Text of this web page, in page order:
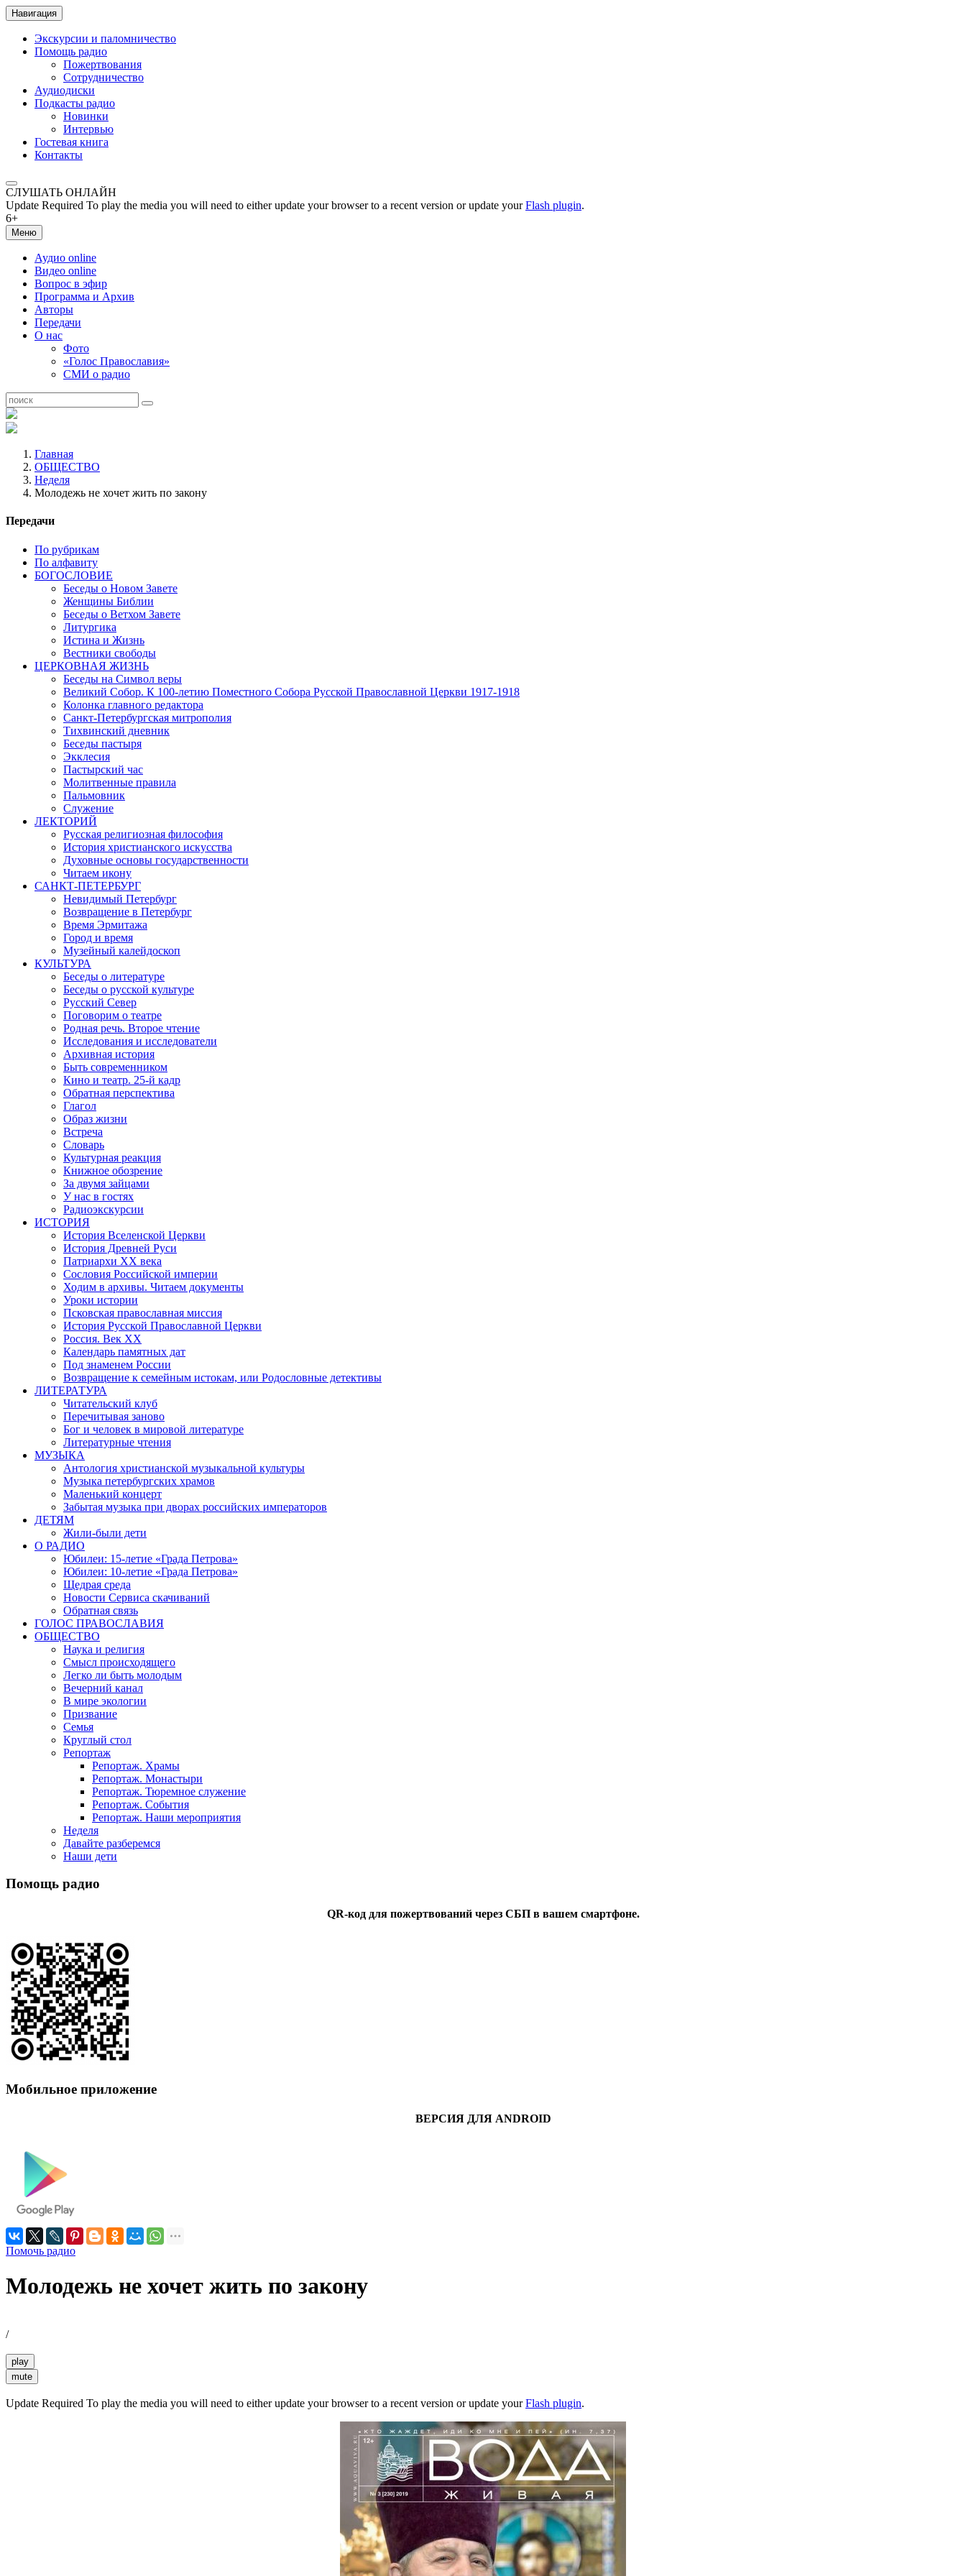
Навигация
Экскурсии и паломничество
Помощь радио
Пожертвования
Сотрудничество
Аудиодиски
Подкасты радио
Новинки
Интервью
Гостевая книга
Контакты
СЛУШАТЬ ОНЛАЙН
Update Required To play the media you will need to either update your browser to a recent version or update yourFlash plugin.
6+
Меню
Аудио online
Видео online
Вопрос в эфир
Программа и Архив
Авторы
Передачи
О нас
Фото
«Голос Православия»
СМИ о радио
Главная
ОБЩЕСТВО
Неделя
Молодежь не хочет жить по закону
Передачи
По рубрикам
По алфавиту
БОГОСЛОВИЕ
Беседы о Новом Завете
Женщины Библии
Беседы о Ветхом Завете
Литургика
Истина и Жизнь
Вестники свободы
ЦЕРКОВНАЯ ЖИЗНЬ
Беседы на Символ веры
Великий Собор. К 100-летию Поместного Собора Русской Православной Церкви 1917-1918
Колонка главного редактора
Санкт-Петербургская митрополия
Тихвинский дневник
Беседы пастыря
Экклесия
Пастырский час
Молитвенные правила
Пальмовник
Служение
ЛЕКТОРИЙ
Русская религиозная философия
История христианского искусства
Духовные основы государственности
Читаем икону
САНКТ-ПЕТЕРБУРГ
Невидимый Петербург
Возвращение в Петербург
Время Эрмитажа
Город и время
Музейный калейдоскоп
КУЛЬТУРА
Беседы о литературе
Беседы о русской культуре
Русский Север
Поговорим о театре
Родная речь. Второе чтение
Исследования и исследователи
Архивная история
Быть современником
Кино и театр. 25-й кадр
Обратная перспектива
Глагол
Образ жизни
Встреча
Словарь
Культурная реакция
Книжное обозрение
За двумя зайцами
У нас в гостях
Радиоэкскурсии
ИСТОРИЯ
История Вселенской Церкви
История Древней Руси
Патриархи XX века
Сословия Российской империи
Ходим в архивы. Читаем документы
Уроки истории
Псковская православная миссия
История Русской Православной Церкви
Россия. Век ХХ
Календарь памятных дат
Под знаменем России
Возвращение к семейным истокам, или Родословные детективы
ЛИТЕРАТУРА
Читательский клуб
Перечитывая заново
Бог и человек в мировой литературе
Литературные чтения
МУЗЫКА
Антология христианской музыкальной культуры
Музыка петербургских храмов
Маленький концерт
Забытая музыка при дворах российских императоров
ДЕТЯМ
Жили-были дети
О РАДИО
Юбилеи: 15-летие «Града Петрова»
Юбилеи: 10-летие «Града Петрова»
Щедрая среда
Новости Сервиса скачиваний
Обратная связь
ГОЛОС ПРАВОСЛАВИЯ
ОБЩЕСТВО
Наука и религия
Смысл происходящего
Легко ли быть молодым
Вечерний канал
В мире экологии
Призвание
Семья
Круглый стол
Репортаж
Репортаж. Храмы
Репортаж. Монастыри
Репортаж. Тюремное служение
Репортаж. События
Репортаж. Наши мероприятия
Неделя
Давайте разберемся
Наши дети
Помощь радио
QR-код для пожертвований через СБП в вашем смартфоне.
Мобильное приложение
ВЕРСИЯ ДЛЯ ANDROID
Помочь радио
Молодежь не хочет жить по закону
/
play
mute
Update Required To play the media you will need to either update your browser to a recent version or update yourFlash plugin.